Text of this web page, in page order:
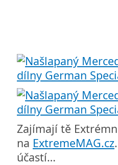
Zajímají tě
na ExtremeMAG.cz
účastí…